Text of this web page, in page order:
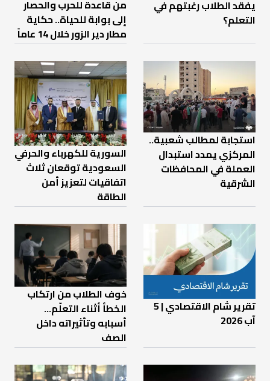
يفقد الطلاب رغبتهم في
التعلم؟
من قاعدة للحرب والحصار
إلى بوابة للحياة.. حكاية
مطار دير الزور خلال 14 عاماً
استجابة لمطالب شعبية..
المركزي يمدد استبدال
العملة في المحافظات
الشرقية
السورية للكهرباء والحرفي
السعودية توقعان ثلاث
اتفاقيات لتعزيز أمن
الطاقة
تقرير شام الاقتصادي | 5
آب 2026
خوف الطلاب من ارتكاب
الخطأ أثناء التعلّم…
أسبابه وتأثيراته داخل
الصف